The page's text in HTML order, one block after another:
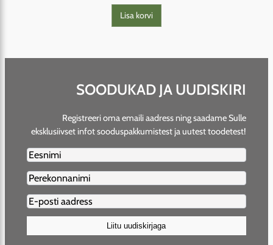
Lisa korvi
SOODUKAD JA UUDISKIRI
Registreeri oma emaili aadress ning saadame Sulle
eksklusiivset infot sooduspakkumistest ja uutest toodetest!
Firstname2
Lastname2
Email2(Required)
Liitu uudiskirjaga